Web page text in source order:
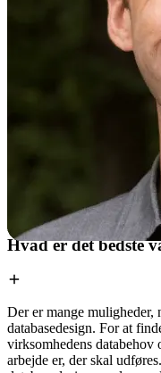
OSS om
Hvad er forskellen
En database organiserer
indbyrdes. Et skema viser
hel database, så
virksomheder databaser
hjælper teams med at
Hvad er det bedste
Der er mange
databasedesign. For at
virksomhedens
arbejde er, der skal